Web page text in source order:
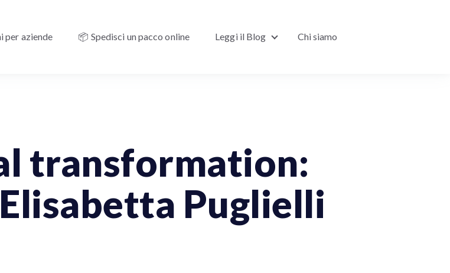
per aziende 📦 Spedisci un pacco online Leggi il Blog
Show submenu for Leggi il Blog
Chi siamo
transformation:
Puglielli